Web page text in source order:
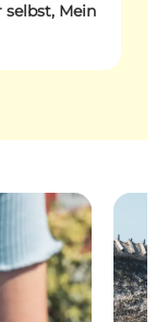
selbst, Mein